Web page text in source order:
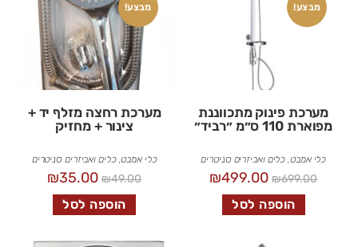
מבצע!
מערכת פינוק מתכווננת
מפוארת 110 ס״מ ״רביד״
כלי אמבט, כלים ואביזרים סניטרים
₪699.00
₪499.00
הוספה לסל
מבצע!
מערכת רחצה מזלף יד +
צינור + מחזיק
כלי אמבט,כלים ואביזרים סניטרים
₪49.00
₪35.00
הוספה לסל